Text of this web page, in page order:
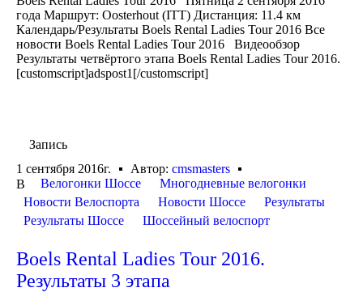
года Маршрут: Oosterhout (ITT) Дистанция: 11.4 км
Календарь/Результаты Boels Rental Ladies Tour 2016 Все
новости Boels Rental Ladies Tour 2016 Видеообзор
Результаты четвёртого этапа Boels Rental Ladies Tour 2016.
[customscript]adspost1[/customscript]
Запись
1 сентября 2016г.
Автор: cmsmasters
В
Велогонки Шоссе
Многодневные велогонки
Новости Велоспорта
Новости Шоссе
Результаты
Результаты Шоссе
Шоссейный велоспорт
Boels Rental Ladies Tour 2016.
Результаты 3 этапа